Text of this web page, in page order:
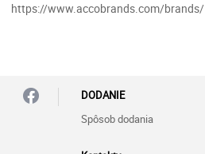
https://www.accobrands.com/brands/
DODANIE
Spôsob dodania